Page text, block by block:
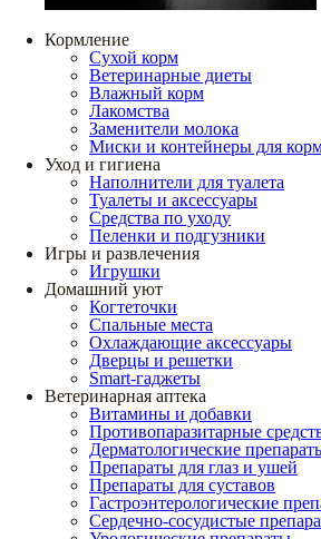
Кормление
Сухой корм
Ветеринарные диеты
Влажный корм
Лакомства
Заменители молока
Миски и контейнеры для
Уход и гигиена
Наполнители для туалета
Туалеты и аксессуары
Средства по уходу
Пеленки и подгузники
Игры и развлечения
Игрушки
Домашний уют
Когтеточки
Спальные места
Охлаждающие аксессуары
Дверцы и решетки
Smart-гаджеты
Ветеринарная аптека
Витамины и добавки
Противопаразитарные
Дерматологические
Препараты для глаз и ушей
Препараты для суставов
Гастроэнтерологические
Сердечно-сосудистые